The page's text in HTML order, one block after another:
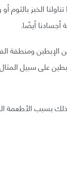
الخبز
أجسادنا أيضًا.
ومنطقة
على سبيل المثال
ذلك بسبب الأطعمة